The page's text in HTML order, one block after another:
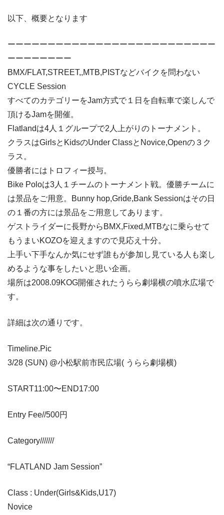
以下、概要となります
ーーーーーーーーーーーーーーーーーーーーーーーーーー
ーーーーーーーー
BMX/FLAT,STREET,,MTB,PISTなどバイクを問わない
CYCLE Session
すべてのカテゴリーをJam方式で１日を自転車で楽しんで
頂けるJamを開催。
Flatlandは4人１グループで2人上がりのトーナメント。
クラスはGirlsとKidsのUnder ClassとNovice,Openの３ク
ラス。
優勝者にはトロフィー授与。
Bike Poloは3人１チームのトーナメント戦。優勝チームに
は景品をご用意。Bunny hop,Gride,Bank Sessionはその日
の１番の方には景品をご用意してあります。
ゲストライダーに長野からBMX,Fixed,MTBなに乗らせて
もうまいKOZOを迎えますので見応え十分。
上手い下手なんか気にせず誰もが参加し見ている人も楽し
めるような事をしたいと思い企画。
場所は2008.09KOG開催されたうらら劇場横の噴水広場で
す。
詳細は次の通りです。
Timeline.Pic
3/28 (SUN) @小松駅前市民広場( うらら劇場横)
START11:00〜END17:00
Entry Fee//500円
Category///////
“FLATLAND Jam Session”
Class : Under(Girls&Kids,U17)
Novice